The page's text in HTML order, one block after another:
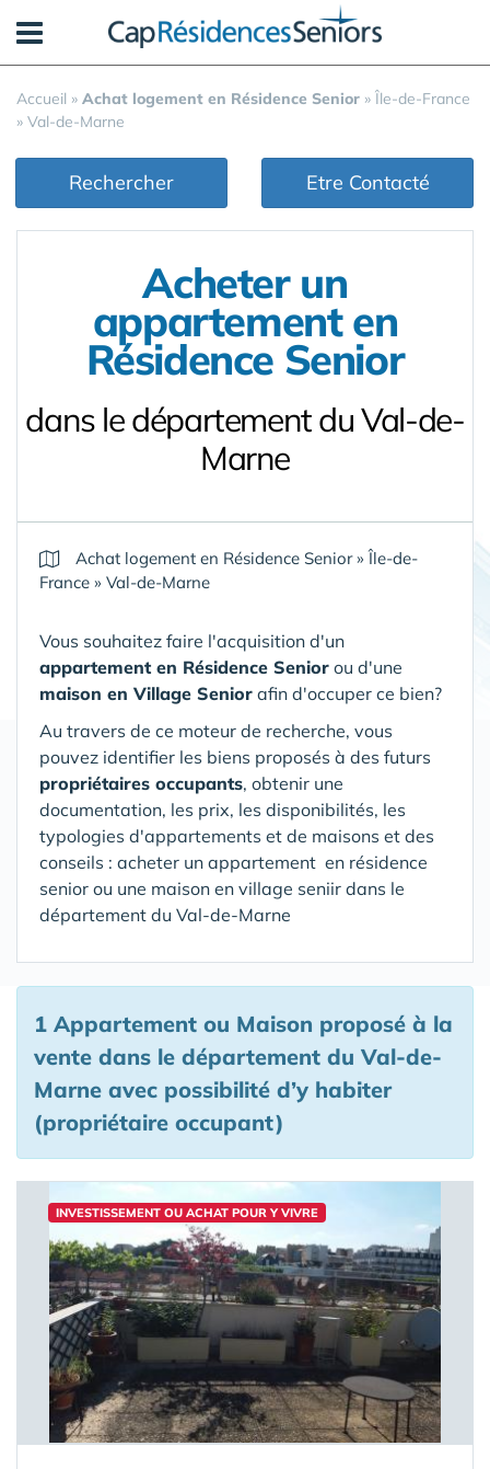
Accueil » Achat logement en Résidence Senior » Île-de-France
» Val-de-Marne
Rechercher Etre Contacté
Acheter un
appartement en
Résidence Senior
dans le département du Val-de-
Marne
Achat logement en Résidence Senior»Île-de-
France » Val-de-Marne
Vous souhaitez faire l'acquisition d'un
appartement en Résidence Senior ou d'une
maison en Village Senior afin d'occuper ce bien?
Au travers de ce moteur de recherche, vous
pouvez identifier les biens proposés à des futurs
propriétaires occupants, obtenir une
documentation, les prix, les disponibilités, les
typologies d'appartements et de maisons et des
conseils : acheter un appartement en résidence
senior ou une maison en village seniir dans le
département du Val-de-Marne
1 Appartement ou Maison proposé à la
vente dans le département du Val-de-
Marne avec possibilité d’y habiter
(propriétaire occupant)
INVESTISSEMENT OU ACHAT POUR Y VIVRE